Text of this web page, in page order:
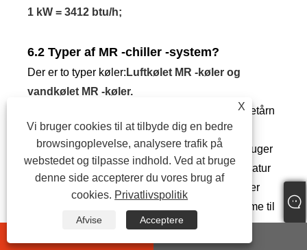
1 kW = 3412 btu/h;
6.2 Typer af MR -chiller -system?
Der er to typer køler: Luftkølet MR -køler og
vandkølet MR -køler.
Vandkølet køler har brug for et adskilt vandkøletårn
og vandkølingspumpe, hvis du ikke har
eksisterende vandkøletårn, foreslår vi, at du bruger
luftkølet køler; Men hvis din omgivelsestemperatur
er meget høj over 55 ℃, foreslår vi, at du bruger
vandkølet køler, da det er lettere at sprede varme til
vandkølet køler med vandkøletårn.
Men de fleste kunder bruger luftkølet MR -chiller,
X
Vi bruger cookies til at tilbyde dig en bedre
browsingoplevelse, analysere trafik på
webstedet og tilpasse indhold. Ved at bruge
denne side accepterer du vores brug af
cookies. Privatlivspolitik
Afvise Acceptere